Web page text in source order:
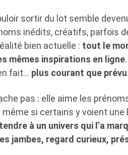
sortir du lot semble
inédits, créatifs, parfois
bien actuelle : tout le
mêmes inspirations en ligne
fait… plus courant que prévu.
pas : elle aime les
même si certains y voient
à un univers qui l’a
jambes, regard curieux,